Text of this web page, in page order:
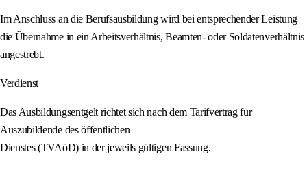
Im Anschluss an die Berufsausbildung wird bei entsprechender Leistung
die Übernahme in ein Arbeitsverhältnis, Beamten- oder Soldatenverhältnis
angestrebt.
Verdienst
Das Ausbildungsentgelt richtet sich nach dem Tarifvertrag für
Auszubildende des öffentlichen
Dienstes (TVAöD) in der jeweils gültigen Fassung.